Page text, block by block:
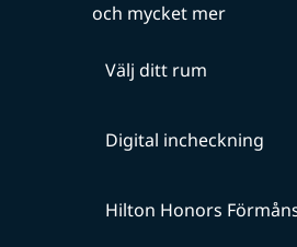
och mycket mer
Välj ditt rum
Digital incheckning
Hilton Honors